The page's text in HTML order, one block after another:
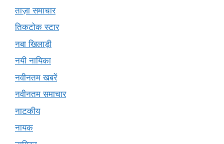
ताज़ा समाचार
तिकटोक स्टार
नबा खिलाड़ी
नयी नायिका
नवीनतम खबरें
नवीनतम समाचार
नाटकीय
नायक